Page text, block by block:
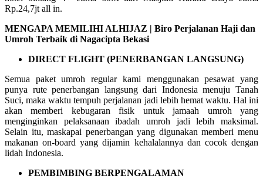
Rp.24,7jt all in.
MENGAPA MEMILIHI ALHIJAZ | Biro Perjalanan Haji dan
Umroh Terbaik di Nagacipta Bekasi
DIRECT FLIGHT (PENERBANGAN LANGSUNG)
Semua paket umroh regular kami menggunakan pesawat yang
punya rute penerbangan langsung dari Indonesia menuju Tanah
Suci, maka waktu tempuh perjalanan jadi lebih hemat waktu. Hal ini
akan memberi kebugaran fisik untuk jamaah umroh yang
menginginkan pelaksanaan ibadah umroh jadi lebih maksimal.
Selain itu, maskapai penerbangan yang digunakan memberi menu
makanan on-board yang dijamin kehalalannya dan cocok dengan
lidah Indonesia.
PEMBIMBING BERPENGALAMAN